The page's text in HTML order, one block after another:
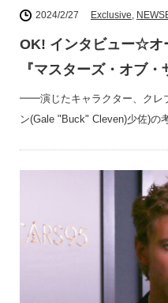
2024/2/27 Exclusive,
OK! インタビュー☆オ
『マスターズ・オブ
━━演じたキャラクター、クレ
ン(Gale "Buck" Cleven)少佐)の